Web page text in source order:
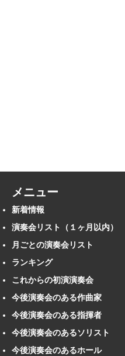
メニュー
新着情報
演奏会リスト（１ヶ月以内）
月ごとの演奏会リスト
ランキング
これからの初演演奏会
今後演奏会のある作曲家
今後演奏会のある指揮者
今後演奏会のあるソリスト
今後演奏会のあるホール